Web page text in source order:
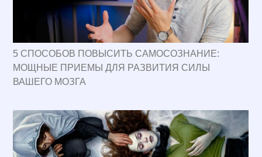
5 СПОСОБОВ ПОВЫСИТЬ САМОСОЗНАНИЕ:
МОЩНЫЕ ПРИЕМЫ ДЛЯ РАЗВИТИЯ СИЛЫ
ВАШЕГО МОЗГА